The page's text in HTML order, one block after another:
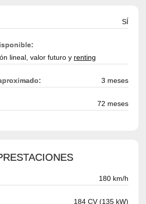
SÍ
lineal, valor futuro y renting
3 meses
72 meses
180 km/h
184 CV (135 kW)